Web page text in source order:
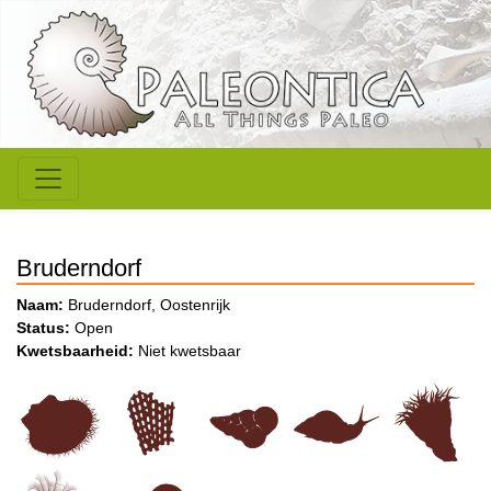
Bruderndorf
Naam: Bruderndorf, Oostenrijk
Status: Open
Kwetsbaarheid: Niet kwetsbaar